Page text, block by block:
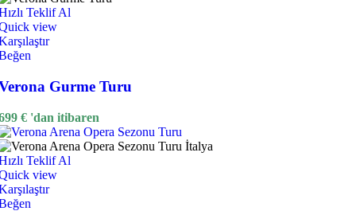
Teklif Al
view
Gurme Turu
€ 'dan itibaren
Teklif Al
view